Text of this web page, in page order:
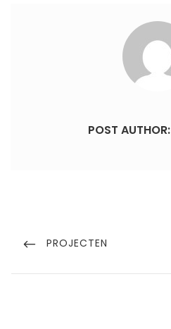
POST AUTHOR:
navigatie
PREVIOUS
PROJECTEN